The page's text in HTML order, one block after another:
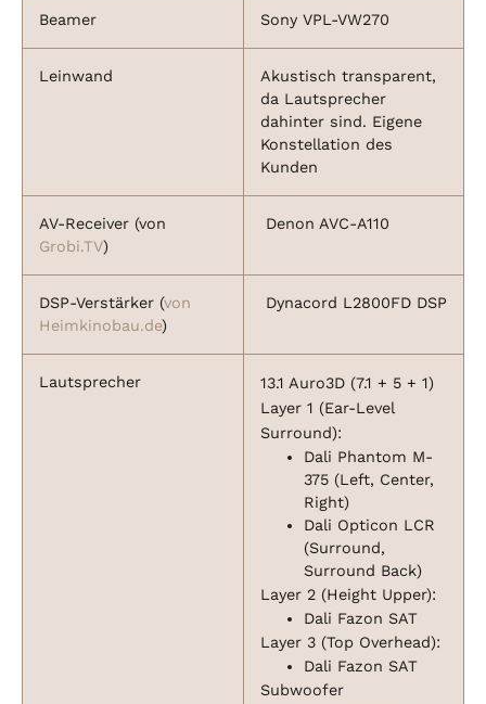
Beamer Sony VPL-VW270
Leinwand
Akustisch transparent,
da Lautsprecher
dahinter sind. Eigene
Konstellation des
Kunden
AV-Receiver (von
Grobi.TV)
Denon AVC-A110
DSP-Verstärker (von
Heimkinobau.de)
Dynacord L2800FD DSP
Lautsprecher
13.1 Auro3D (7.1 + 5 + 1)
Layer 1 (Ear-Level
Surround):
Dali Phantom M-
375 (Left, Center,
Right)
Dali Opticon LCR
(Surround,
Surround Back)
Layer 2 (Height Upper):
Dali Fazon SAT
Layer 3 (Top Overhead):
Dali Fazon SAT
Subwoofer